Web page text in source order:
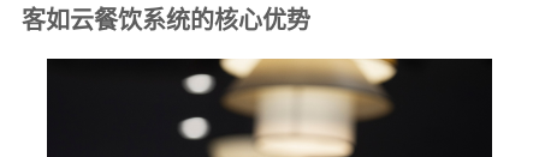
客如云餐饮系统的核心优势